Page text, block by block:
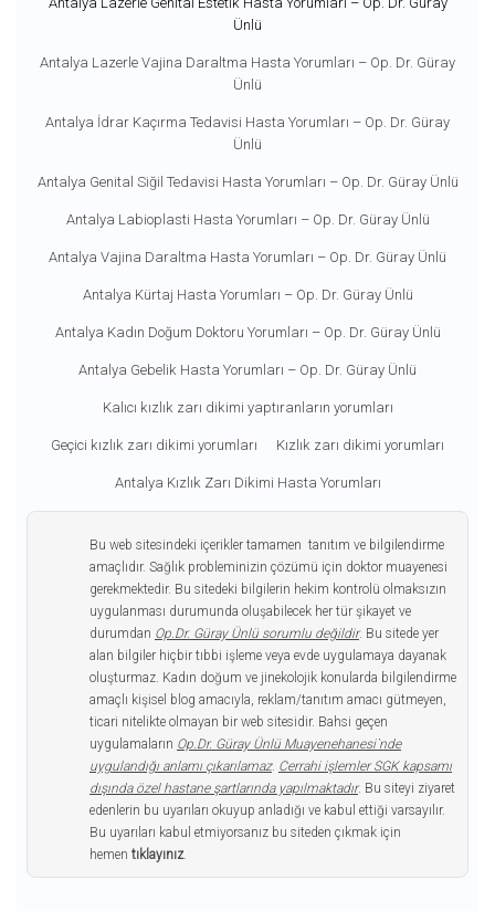
Ünlü
Antalya Lazerle Vajina Daraltma Hasta Yorumları – Op. Dr. Güray
Ünlü
Antalya İdrar Kaçırma Tedavisi Hasta Yorumları – Op. Dr. Güray
Ünlü
Antalya Genital Siğil Tedavisi Hasta Yorumları – Op. Dr. Güray Ünlü
Antalya Labioplasti Hasta Yorumları – Op. Dr. Güray Ünlü
Antalya Vajina Daraltma Hasta Yorumları – Op. Dr. Güray Ünlü
Antalya Kürtaj Hasta Yorumları – Op. Dr. Güray Ünlü
Antalya Kadın Doğum Doktoru Yorumları – Op. Dr. Güray Ünlü
Antalya Gebelik Hasta Yorumları – Op. Dr. Güray Ünlü
Kalıcı kızlık zarı dikimi yaptıranların yorumları
Geçici kızlık zarı dikimi yorumları Kızlık zarı dikimi yorumları
Antalya Kızlık Zarı Dikimi Hasta Yorumları
Bu web sitesindeki içerikler tamamen tanıtım ve bilgilendirme
amaçlıdır. Sağlık probleminizin çözümü için doktor muayenesi
gerekmektedir. Bu sitedeki bilgilerin hekim kontrolü olmaksızın
uygulanması durumunda oluşabilecek her tür şikayet ve
durumdan Op.Dr. Güray Ünlü sorumlu değildir. Bu sitede yer
alan bilgiler hiçbir tıbbi işleme veya evde uygulamaya dayanak
oluşturmaz. Kadın doğum ve jinekolojik konularda bilgilendirme
amaçlı kişisel blog amacıyla, reklam/tanıtım amacı gütmeyen,
ticari nitelikte olmayan bir web sitesidir. Bahsi geçen
uygulamaların Op.Dr. Güray Ünlü Muayenehanesi`nde
uygulandığı anlamı çıkarılamaz. Cerrahi işlemler SGK kapsamı
dışında özel hastane şartlarında yapılmaktadır. Bu siteyi ziyaret
edenlerin bu uyarıları okuyup anladığı ve kabul ettiği varsayılır.
Bu uyarıları kabul etmiyorsanız bu siteden çıkmak için
hemen tıklayınız.